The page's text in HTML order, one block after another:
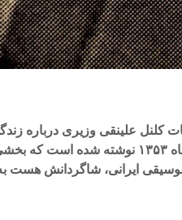
علینقی وزیری درباره
در مجله «هنر و مردم» در اردیبهشت ماه ۱۳۵۳
ایرانی، شاگردانش هست